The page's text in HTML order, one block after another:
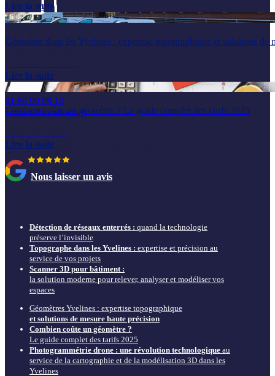
Lire la suite
Géomètre dans les Yvelines : expertise topographique et solutions de
Lire la suite
Combien coûte un géomètre ? Le guide complet des tarifs 2025
Lire la suite
78550 Houdan
01 86 90 98 10
contact@localitech.fr
du lundi au vendredi
de 9h00 à 12h00 et de 13h30 à 17h30
Nous laisser un avis
Détection de réseaux enterrés : quand la technologie
préserve l’invisible
Topographe dans les Yvelines : expertise et précision au
service de vos projets
Scanner 3D pour bâtiment :
la solution moderne pour relever, analyser et modéliser vos
espaces
Géomètres Yvelines : expertise topographique
et solutions de mesure haute précision
Combien coûte un géomètre ?
Le guide complet des tarifs 2025
Photogrammétrie drone : une révolution technologique au
service de la cartographie et de la modélisation 3D dans les
Yvelines